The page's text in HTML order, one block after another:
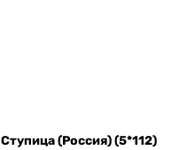
Ступица (Россия) (5*112)